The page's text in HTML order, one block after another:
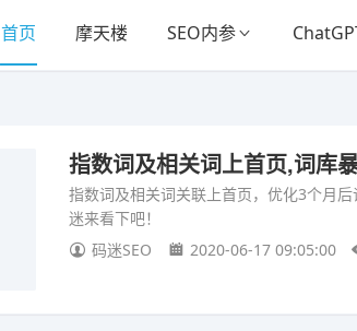
首页 摩天楼 SEO内参
指数词及相关词上首页,词库
指数词及相关词关联上首页，优化3个月
迷来看下吧！
码迷SEO
2020-06-17 09:05:00